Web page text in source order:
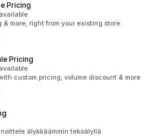
Pricing
more, right from your existing store
Pricing
custom pricing, volume discount & more
älykkäämmin tekoälyllä